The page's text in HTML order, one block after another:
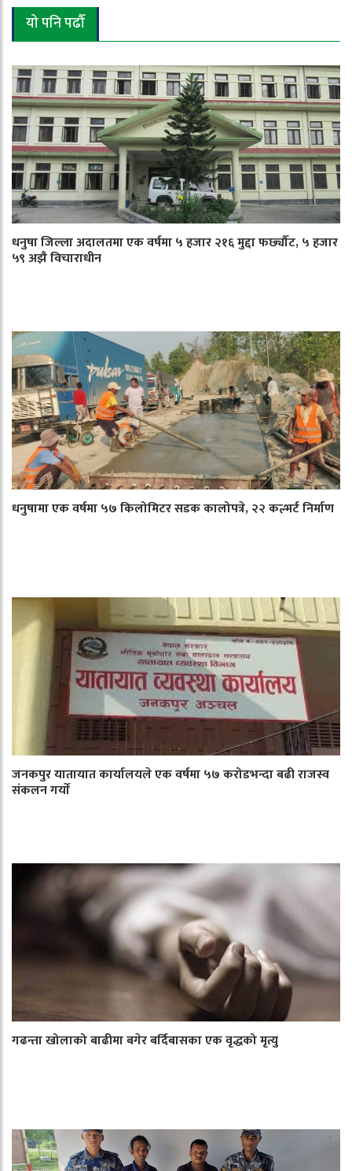
यो पनि पढौँ
धनुषा जिल्ला अदालतमा एक वर्षमा ५ हजार २१६ मुद्दा फर्छ्यौट, ५ हजार
५९ अझै विचाराधीन
धनुषामा एक वर्षमा ५७ किलोमिटर सडक कालोपत्रे, २२ कल्भर्ट निर्माण
जनकपुर यातायात कार्यालयले एक वर्षमा ५७ करोडभन्दा बढी राजस्व
संकलन गर्याे
गढन्ता खोलाको बाढीमा बगेर बर्दिबासका एक वृद्धको मृत्यु